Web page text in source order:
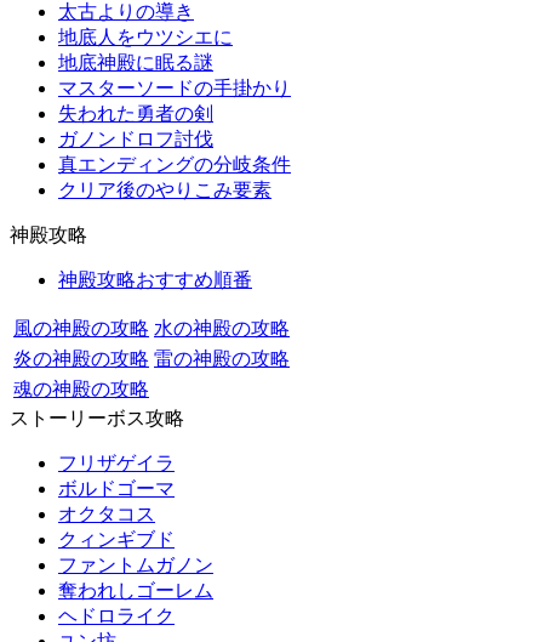
太古よりの導き
地底人をウツシエに
地底神殿に眠る謎
マスターソードの手掛かり
失われた勇者の剣
ガノンドロフ討伐
真エンディングの分岐条件
クリア後のやりこみ要素
神殿攻略
神殿攻略おすすめ順番
風の神殿の攻略 水の神殿の攻略
炎の神殿の攻略 雷の神殿の攻略
魂の神殿の攻略
ストーリーボス攻略
フリザゲイラ
ボルドゴーマ
オクタコス
クィンギブド
ファントムガノン
奪われしゴーレム
ヘドロライク